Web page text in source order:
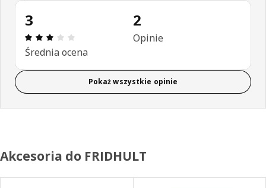
3
Opinia: 3 na 5 gwiazdki. Recenzje ogółem: 2
Średnia ocena
2
Opinie
Pokaż wszystkie opinie
Akcesoria do FRIDHULT